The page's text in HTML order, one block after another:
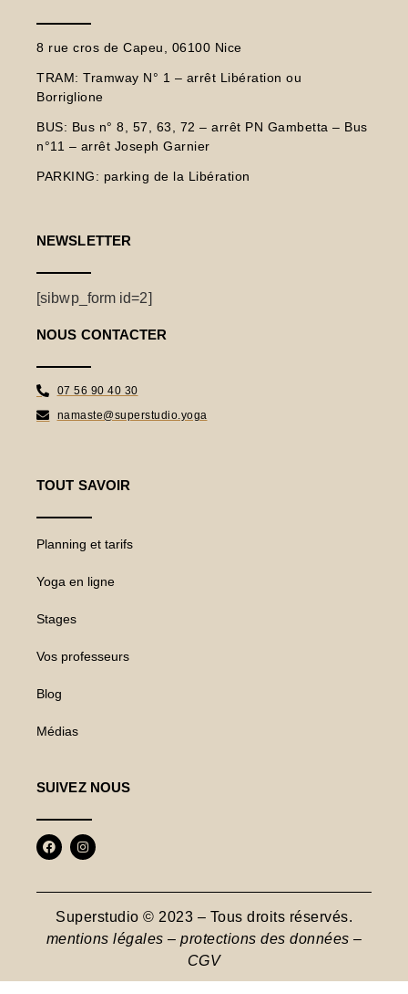
8 rue cros de Capeu, 06100 Nice
TRAM: Tramway N° 1 – arrêt Libération ou
Borriglione
BUS: Bus n° 8, 57, 63, 72 – arrêt PN Gambetta – Bus
n°11 – arrêt Joseph Garnier
PARKING: parking de la Libération
NEWSLETTER
[sibwp_form id=2]
NOUS CONTACTER
07 56 90 40 30
namaste@superstudio.yoga
TOUT SAVOIR
Planning et tarifs
Yoga en ligne
Stages
Vos professeurs
Blog
Médias
SUIVEZ NOUS
Superstudio © 2023 – Tous droits réservés.
mentions légales – protections des données –
CGV